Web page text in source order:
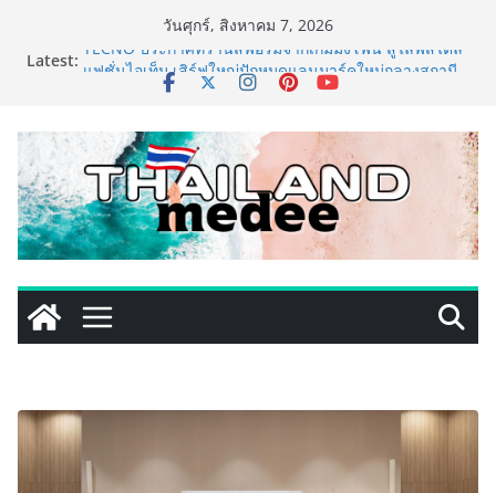
วันศุกร์, สิงหาคม 7, 2026
Latest: TECNO ประกาศทรานส์ฟอร์มจากเกมมิ่งโฟน สู่ไลฟ์สไตล์
แฟชั่นไอเท็ม เสิร์ฟใหญ่ปักหมุดแลนมาร์คใหม่กลางสถานี
ครั้งแรกของอุตสาหกรรมสีไทย นิปปอนเพนต์ผนึก 6 พันธ
มิตรโมเดิร์นเทรดชั้นนำ นำร่องเปิดตัว “NIPPON PAINT
WORRY FREE” โปรแกรมดูแลคุณภาพฟิล์มสีหลังการขาย
ยกระดับความมั่นใจลูกค้าด้วยผลิตภัณฑ์คุณภาพและ
บริการหลังการขายที่ครบวงจร
เริ่มแล้ว! อ.ต.ก.แฟร์ 4 ภาค @ภาคกลาง “มนต์เสน่ห์เกษตร
ไทย สู่ใจกลางมหานคร” ชวนชิม ช้อป สินค้าเกษตร
คุณภาพจากทั่วไทย วันนี้ – 8 สิงหาคมนี้ ณ ลานคนเมือง
ททท. ประกาศความสำเร็จ Village to the World Season
5 ผนึก 9 พันธมิตร ขับเคลื่อน ESG Tourism สืบสานพระ
ราชปณิธาน สร้างคุณค่าการท่องเที่ยวไทยอย่างยั่งยืน
ออกเฉียงใต้ เสริมแกร่งยุทธศาสตร์ระดับโลก